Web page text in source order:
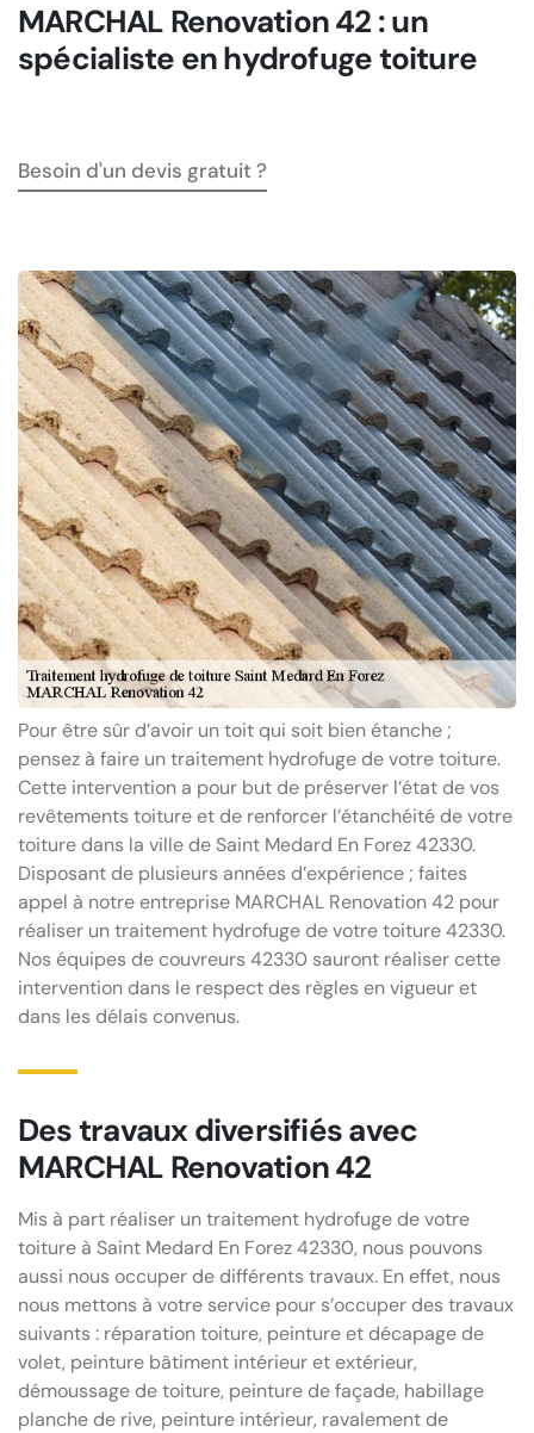
MARCHAL Renovation 42 : un
spécialiste en hydrofuge toiture
Besoin d'un devis gratuit ?
Pour être sûr d’avoir un toit qui soit bien étanche ;
pensez à faire un traitement hydrofuge de votre toiture.
Cette intervention a pour but de préserver l’état de vos
revêtements toiture et de renforcer l’étanchéité de votre
toiture dans la ville de Saint Medard En Forez 42330.
Disposant de plusieurs années d’expérience ; faites
appel à notre entreprise MARCHAL Renovation 42 pour
réaliser un traitement hydrofuge de votre toiture 42330.
Nos équipes de couvreurs 42330 sauront réaliser cette
intervention dans le respect des règles en vigueur et
dans les délais convenus.
Des travaux diversifiés avec
MARCHAL Renovation 42
Mis à part réaliser un traitement hydrofuge de votre
toiture à Saint Medard En Forez 42330, nous pouvons
aussi nous occuper de différents travaux. En effet, nous
nous mettons à votre service pour s’occuper des travaux
suivants : réparation toiture, peinture et décapage de
volet, peinture bâtiment intérieur et extérieur,
démoussage de toiture, peinture de façade, habillage
planche de rive, peinture intérieur, ravalement de